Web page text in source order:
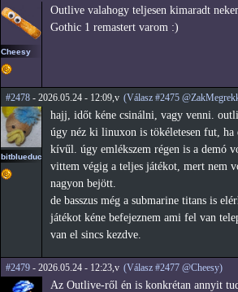
Cheesy
Outlive valahogy teljesen kimaradt
Gothic 1 remastert varom :)
#2478 - 2026.05.24 - 12:09,v (Válasz #2475
bitblueduck
hajj, időt kéne csinálni, vagy venni.
úgy néz ki linuxon is tökéletesen fut,
kívűl. úgy emlékszem régen is a demó
vittem végig a teljes játékot, mert nem
nagyon bejött.
de basszus még a submarine titans is
játékot kéne befejeznem ami fel van
van el sincs kezdve.
#2479 - 2026.05.24 - 12:23,v (Válasz #2477 @Cheesy)
Az Outlive-ről én is konkrétan annyit